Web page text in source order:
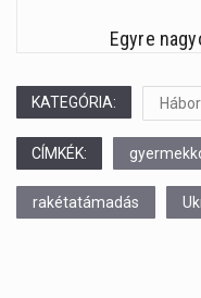
Egyre
KATEGÓRIA:
CÍMKÉK:
rakétatámadás